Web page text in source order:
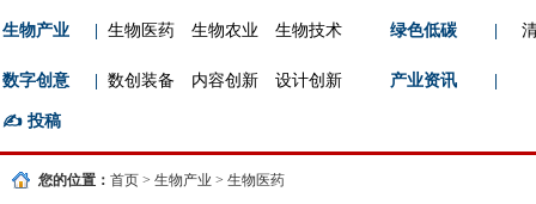
生物产业 生物医药 生物农业 生物技术 绿色低碳
数字创意 数创装备 内容创新 设计创新 产业资讯
✍️ 投稿
您的位置： 首页 > 生物产业 > 生物医药